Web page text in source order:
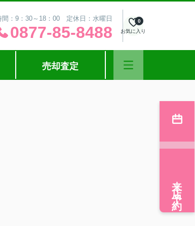
間：9：30～18：00 定休日：水曜日
0877-85-8488 お気に入り
0
売却査定
来店予約